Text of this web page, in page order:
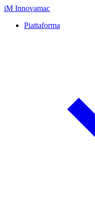
iM Innovamac
Piattaforma